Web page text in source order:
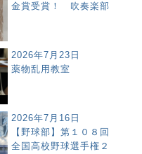
金賞受賞！ 吹奏楽部
2026年7月23日
薬物乱用教室
2026年7月16日
【野球部】第１０８回
全国高校野球選手権２